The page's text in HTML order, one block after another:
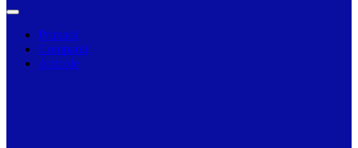
Primarii
Companii
Articole